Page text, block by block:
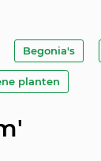
Begonia's
planten